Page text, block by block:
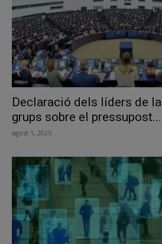
Declaració dels líders de
grups sobre el pressupost...
agost 1, 2025